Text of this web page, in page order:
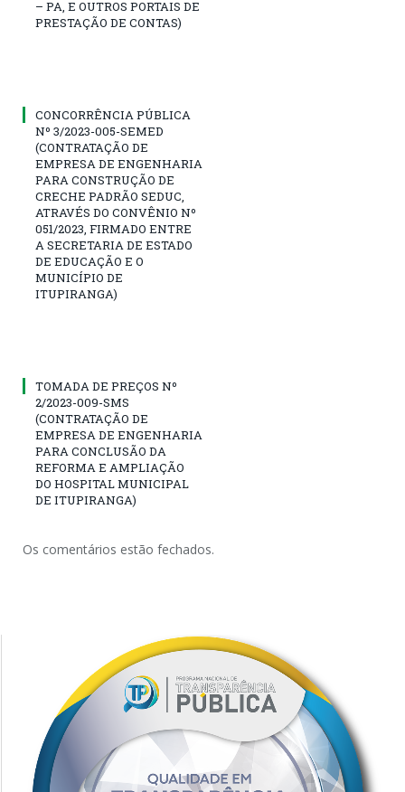
– PA, E OUTROS PORTAIS DE
PRESTAÇÃO DE CONTAS)
CONCORRÊNCIA PÚBLICA
Nº 3/2023-005-SEMED
(CONTRATAÇÃO DE
EMPRESA DE ENGENHARIA
PARA CONSTRUÇÃO DE
CRECHE PADRÃO SEDUC,
ATRAVÉS DO CONVÊNIO Nº
051/2023, FIRMADO ENTRE
A SECRETARIA DE ESTADO
DE EDUCAÇÃO E O
MUNICÍPIO DE
ITUPIRANGA)
TOMADA DE PREÇOS Nº
2/2023-009-SMS
(CONTRATAÇÃO DE
EMPRESA DE ENGENHARIA
PARA CONCLUSÃO DA
REFORMA E AMPLIAÇÃO
DO HOSPITAL MUNICIPAL
DE ITUPIRANGA)
Os comentários estão fechados.